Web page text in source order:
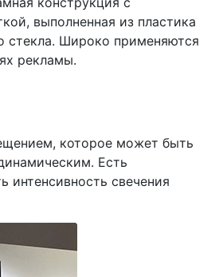
выполненная из пластика
стекла. Широко применяются
рекламы.
которое может быть
Есть
интенсивность свечения